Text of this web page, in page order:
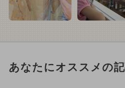
あなたにオススメの